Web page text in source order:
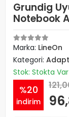
Grundig
Notebook
Marka: LineOn
Kategori:
Stok: Stokta Var
%20
indirim